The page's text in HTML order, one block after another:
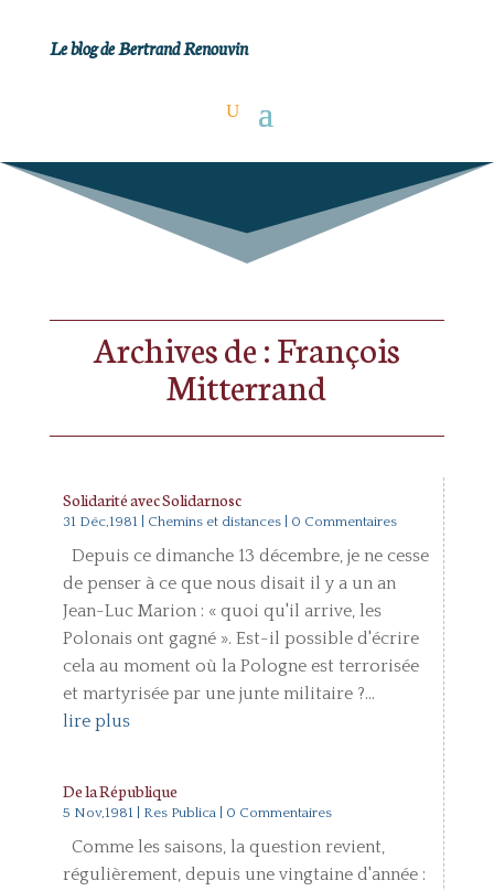
Le blog de Bertrand Renouvin
Archives de : François
Mitterrand
Solidarité avec Solidarnosc
31 Déc,1981 Chemins et distances| 0 Commentaires
Depuis ce dimanche 13 décembre, je ne cesse
de penser à ce que nous disait il y a un an
Jean-Luc Marion : « quoi qu'il arrive, les
Polonais ont gagné ». Est-il possible d'écrire
cela au moment où la Pologne est terrorisée
et martyrisée par une junte militaire ?...
lire plus
De la République
5 Nov,1981 Res Publica| 0 Commentaires
Comme les saisons, la question revient,
régulièrement, depuis une vingtaine d'année :